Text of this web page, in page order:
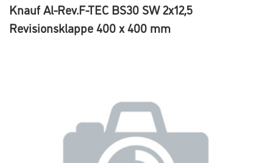
Knauf Al-Rev.F-TEC BS30 SW 2x12,5
Revisionsklappe 400 x 400 mm